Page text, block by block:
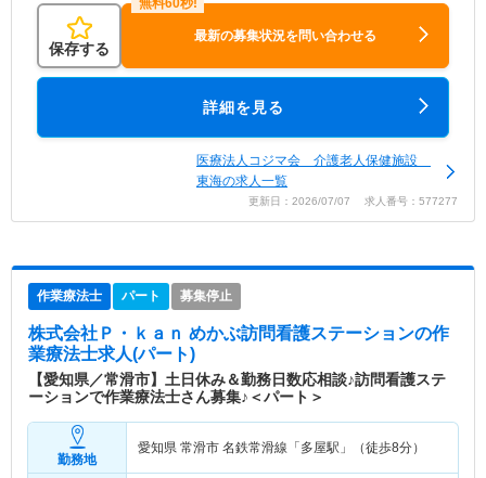
保存する
最新の募集状況を問い合わせる
詳細を見る
医療法人コジマ会 介護老人保健施設
東海の求人一覧
更新日：2026/07/07 求人番号：577277
作業療法士 パート 募集停止
株式会社Ｐ・ｋａｎ めかぶ訪問看護ステーションの作
業療法士求人(パート)
【愛知県／常滑市】土日休み＆勤務日数応相談♪訪問看護ステ
ーションで作業療法士さん募集♪＜パート＞
勤務地
愛知県 常滑市 名鉄常滑線「多屋駅」（徒歩8分）